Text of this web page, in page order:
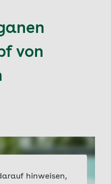
von
hinweisen,